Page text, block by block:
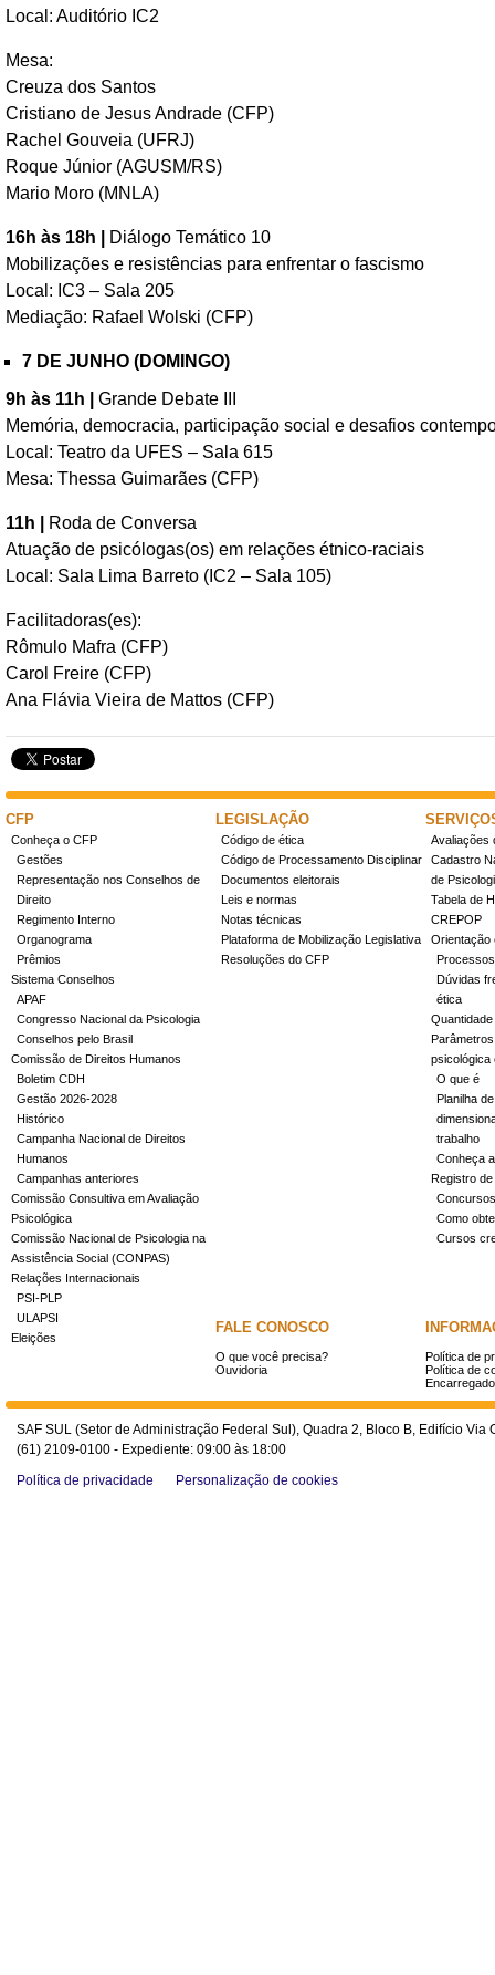
Local: Auditório IC2
Mesa:
Creuza dos Santos
⁠Cristiano de Jesus Andrade (CFP)
Rachel Gouveia (UFRJ)
Roque Júnior (AGUSM/RS)
Mario Moro (MNLA)
16h às 18h |
Diálogo Temático 10
Mobilizações e resistências para enfrentar o fascismo
Local: IC3 – Sala 205
Mediação: Rafael Wolski (CFP)
7 DE JUNHO (DOMINGO)
9h às 11h |
Grande Debate III
Memória, democracia, participação social e desafios
Local: Teatro da UFES – Sala 615
Mesa: Thessa Guimarães (CFP)
11h |
Roda de Conversa
Atuação de psicólogas(os) em relações étnico-raciais
Local: Sala Lima Barreto (IC2 – Sala 105)
Facilitadoras(es):
Rômulo Mafra (CFP)
Carol Freire (CFP)
Ana Flávia Vieira de Mattos (CFP)
CFP
Conheça o CFP
Gestões
Representação nos Conselhos de
Direito
Regimento Interno
Organograma
Prêmios
Sistema Conselhos
APAF
Congresso Nacional da Psicologia
Conselhos pelo Brasil
Comissão de Direitos Humanos
Boletim CDH
Gestão 2026-2028
Histórico
Campanha Nacional de Direitos
Humanos
Campanhas anteriores
Comissão Consultiva em Avaliação
Psicológica
Comissão Nacional de Psicologia na
Assistência Social (CONPAS)
Relações Internacionais
PSI-PLP
ULAPSI
Eleições
LEGISLAÇÃO
Código de ética
Código de Processamento Disciplinar
Documentos eleitorais
Leis e normas
Notas técnicas
Plataforma de Mobilização Legislativa
Resoluções do CFP
Avaliações
Cadastro
de
Tabela de
CREPOP
Orientação
Dúvidas
ética
psicológica
O que é
Planilha
trabalho
Conheça
Registro
Concursos
Como
Cursos
FALE CONOSCO
O que você precisa?
Ouvidoria
Política de
Política de
SAF SUL (Setor de Administração Federal Sul), Quadra 2, Bloco B, Edifício
(61) 2109-0100 - Expediente: 09:00 às 18:00
Política de privacidade
Personalização de cookies